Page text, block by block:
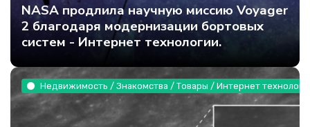
NASA продлила научную миссию Voyager
2 благодаря модернизации бортовых
систем - Интернет технологии.
Недвижимость / Знакомства / Товары / Интернет